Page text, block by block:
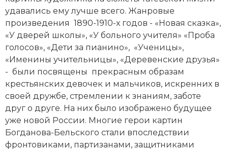
удавались ему лучше всего. Жанровые
произведения 1890-1910-х годов - «Новая сказка»,
«У дверей школы», «У больного учителя» «Проба
голосов», «Дети за пианино», «Ученицы»,
«Именины учительницы», «Деревенские друзья»
- были посвящены прекрасным образам
крестьянских девочек и мальчиков, искренних в
своей дружбе, стремлении к знаниям, заботе
друг о друге. На них было изображено будущее
уже новой России. Многие герои картин
Богданова-Бельского стали впоследствии
фронтовиками, партизанами, защитниками